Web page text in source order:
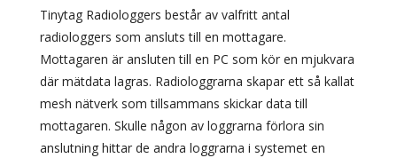
Tinytag Radiologgers består av valfritt antal
radiologgers som ansluts till en mottagare.
Mottagaren är ansluten till en PC som kör en mjukvara
där mätdata lagras. Radiologgrarna skapar ett så kallat
mesh nätverk som tillsammans skickar data till
mottagaren. Skulle någon av loggrarna förlora sin
anslutning hittar de andra loggrarna i systemet en